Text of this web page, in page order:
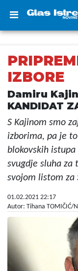
IZBORE
Damiru
KANDIDAT
S Kajinom smo
izborima, pa je
blokovskih
svugdje sluha za
svojom listom za
01.02.2021 22:17
Autor: Tihana TOMIČIĆ/